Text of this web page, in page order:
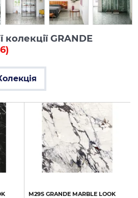
колекції GRANDE
M29S GRANDE MARBLE LOOK